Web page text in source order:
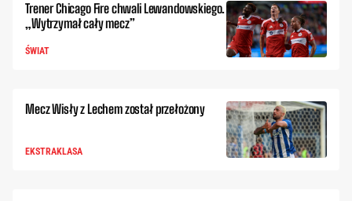
Trener Chicago Fire chwali Lewandowskiego.
„Wytrzymał cały mecz”
ŚWIAT
Mecz Wisły z Lechem został przełożony
EKSTRAKLASA